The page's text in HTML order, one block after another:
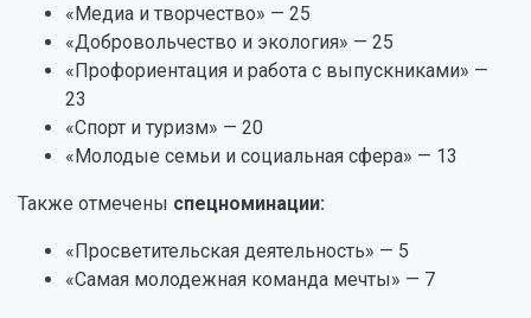
«Медиа и творчество» — 25
«Добровольчество и экология» — 25
«Профориентация и работа с выпускниками» —
23
«Спорт и туризм» — 20
«Молодые семьи и социальная сфера» — 13
Также отмечены спецноминации:
«Просветительская деятельность» — 5
«Самая молодежная команда мечты» — 7